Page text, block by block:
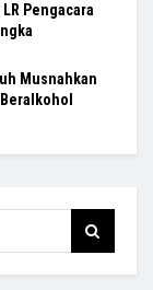
Pengacara
Musnahkan